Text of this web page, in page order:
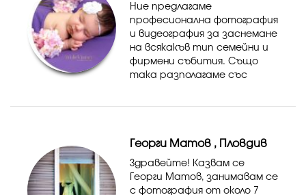
Ние предлагаме
професионална фотография
и видеография за заснемане
на всякакъв тип семейни и
фирмени събития. Също
така разполагаме със
семейни фотосесии.
Предла...
Георги Матов , Пловдив
Здравейте! Казвам се
Георги Матов, занимавам се
с фотография от около 7